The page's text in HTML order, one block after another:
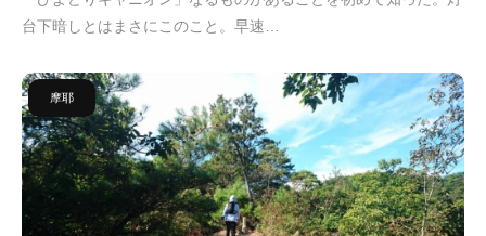
台下暗しとはまさにこのこと。早速…
摩耶